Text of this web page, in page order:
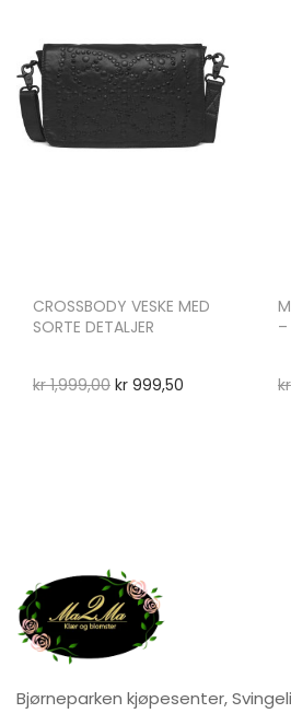
CROSSBODY VESKE MED
SORTE DETALJER
kr1,999,00 kr 999,50 kr
Bjørneparken kjøpesenter,